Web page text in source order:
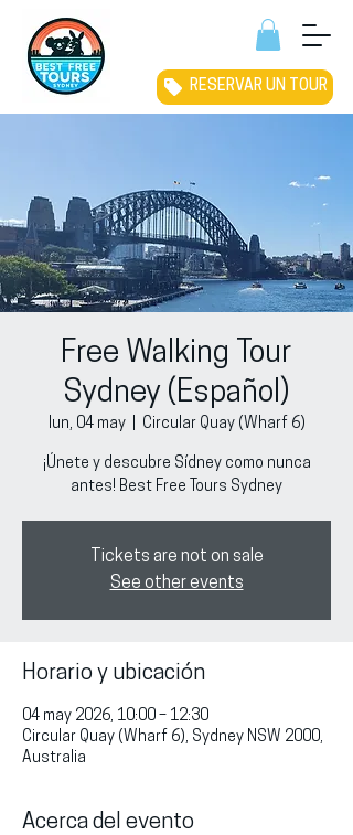
RESERVAR UN TOUR
Free Walking Tour
Sydney (Español)
lun, 04 may
  |
Circular Quay (Wharf 6)
¡Únete y descubre Sídney como nunca
antes! Best Free Tours Sydney
Tickets are not on sale
See other events
Horario y ubicación
04 may 2026, 10:00 – 12:30
Circular Quay (Wharf 6), Sydney NSW 2000,
Australia
Acerca del evento